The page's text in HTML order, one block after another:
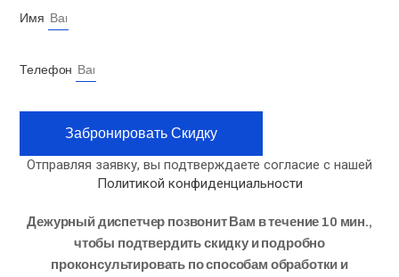
Губкин
Губкинский
Дзержинск
Домодедово
Донецк
Ейск
Екатеринбург
Забайкальск
Заволжье
Зеленодольск
Имя
Телефон
Забронировать Скидку
Отправляя заявку, вы подтверждаете согласие с нашей
Политикой конфиденциальности
Дежурный диспетчер позвонит Вам в течение 10 мин.,
чтобы подтвердить скидку и подробно
проконсультировать по способам обработки и